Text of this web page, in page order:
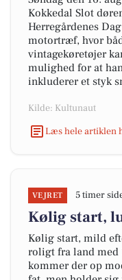
Kokkedal Slot
Herregårdenes
motortræf, hvor
vintagekøretøjer
mulighed for at
inkluderer et styk
Kilde: Kultunaut
Læs hele artiklen
VEJRET 5 timer
Kølig start,
Kølig start, mild
roligt fra land med
kommer der op